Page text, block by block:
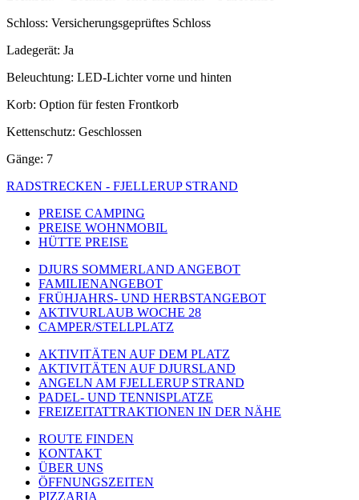
Schloss: Versicherungsgeprüftes Schloss
Ladegerät: Ja
Beleuchtung: LED-Lichter vorne und hinten
Korb: Option für festen Frontkorb
Kettenschutz: Geschlossen
Gänge: 7
RADSTRECKEN - FJELLERUP STRAND
PREISE CAMPING
PREISE WOHNMOBIL
HÜTTE PREISE
DJURS SOMMERLAND ANGEBOT
FAMILIENANGEBOT
FRÜHJAHRS- UND HERBSTANGEBOT
AKTIVURLAUB WOCHE 28
CAMPER/STELLPLATZ
AKTIVITÄTEN AUF DEM PLATZ
AKTIVITÄTEN AUF DJURSLAND
ANGELN AM FJELLERUP STRAND
PADEL- UND TENNISPLATZE
FREIZEITATTRAKTIONEN IN DER NÄHE
ROUTE FINDEN
KONTAKT
ÜBER UNS
ÖFFNUNGSZEITEN
PIZZARIA